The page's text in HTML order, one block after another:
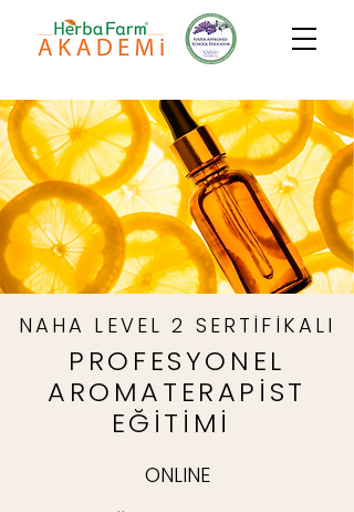
NAHA LEVEL 2 SERTİFİKALI
PROFESYONEL
AROMATERAPİST
EĞİTİMİ
ONLINE